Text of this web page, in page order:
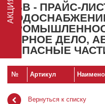
KSB - ПРАЙС-
ГОРНОЕ ДЕЛО,
ЗАПАСНЫЕ
№ Артикул
Вернуться к списку